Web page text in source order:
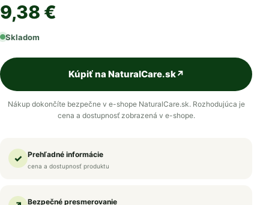
9,38 €
Skladom
Kúpiť na NaturalCare.sk↗
Nákup dokončíte bezpečne v e-shope NaturalCare.sk. Rozhodujúca je
cena a dostupnosť zobrazená v e-shope.
✓ Prehľadné informácie
cena a dostupnosť produktu
Bezpečné presmerovanie